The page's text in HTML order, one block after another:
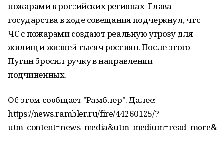
пожарами в российских регионах. Глава
государства в ходе совещания подчеркнул, что
ЧС с пожарами создают реальную угрозу для
жилищ и жизней тысяч россиян. После этого
Путин бросил ручку в направлении
подчиненных.
Об этом сообщает "Рамблер". Далее:
https://news.rambler.ru/fire/44260125/?